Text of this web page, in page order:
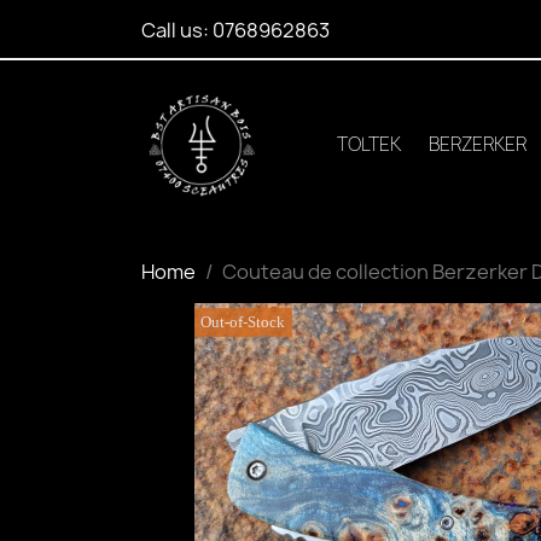
Call us: 0768962863
TOLTEK BERZERKER
Home Couteau de collection Berzerker
Out-of-Stock